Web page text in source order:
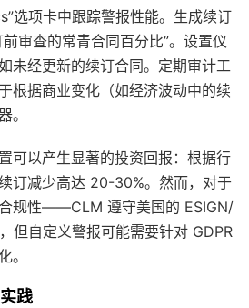
选项卡中跟踪警报性能。生成续订
审查的常青合同百分比”。设置仪
未经更新的续订合同。定期审计工
据商业变化（如经济波动中的续
。
可以产生显著的投资回报：根据行
订减少高达 20-30%。然而，对于
规性——CLM 遵守美国的 ESIGN/
但自定义警报可能需要针对 GDPR
。
践